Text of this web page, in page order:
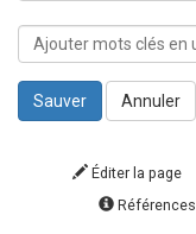
Sauver Annuler
Éditer la page
Références